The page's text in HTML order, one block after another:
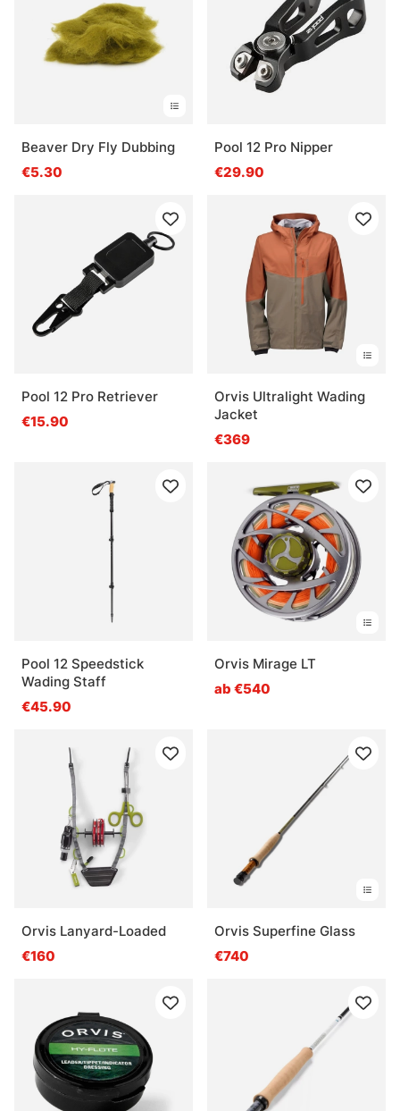
Beaver Dry Fly Dubbing
€5.30
Pool 12 Pro Nipper
€29.90
Pool 12 Pro Retriever
€15.90
Orvis Ultralight Wading
Jacket
€369
Pool 12 Speedstick
Wading Staff
€45.90
Orvis Mirage LT
ab €540
Orvis Lanyard-Loaded
€160
Orvis Superfine Glass
€740